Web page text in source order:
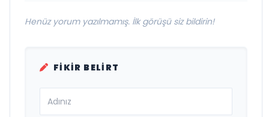
Henüz yorum yazılmamış. İlk görüşü siz bildirin!
FIKIR BELIRT